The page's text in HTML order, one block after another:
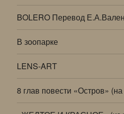
BOLERO Перевод
В зоопарке
LENS-ART
8 глав повести «Остров»